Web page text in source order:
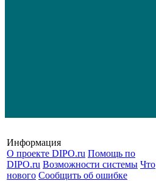
Информация
О проекте DIPO.ru Помощь по
DIPO.ru Возможности системы Что
нового Сообщить об ошибке